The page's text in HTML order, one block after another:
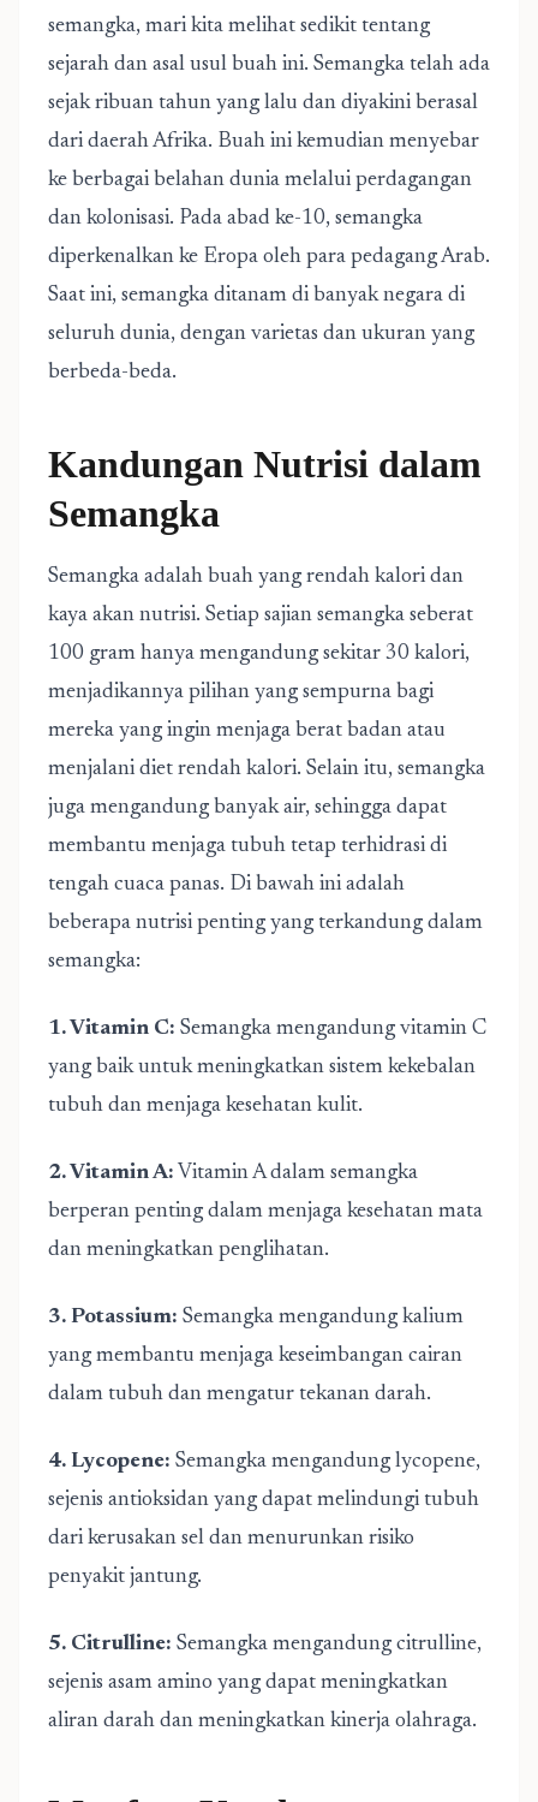
semangka, mari kita melihat sedikit tentang
sejarah dan asal usul buah ini. Semangka telah ada
sejak ribuan tahun yang lalu dan diyakini berasal
dari daerah Afrika. Buah ini kemudian menyebar
ke berbagai belahan dunia melalui perdagangan
dan kolonisasi. Pada abad ke-10, semangka
diperkenalkan ke Eropa oleh para pedagang Arab.
Saat ini, semangka ditanam di banyak negara di
seluruh dunia, dengan varietas dan ukuran yang
berbeda-beda.
Kandungan Nutrisi dalam
Semangka
Semangka adalah buah yang rendah kalori dan
kaya akan nutrisi. Setiap sajian semangka seberat
100 gram hanya mengandung sekitar 30 kalori,
menjadikannya pilihan yang sempurna bagi
mereka yang ingin menjaga berat badan atau
menjalani diet rendah kalori. Selain itu, semangka
juga mengandung banyak air, sehingga dapat
membantu menjaga tubuh tetap terhidrasi di
tengah cuaca panas. Di bawah ini adalah
beberapa nutrisi penting yang terkandung dalam
semangka:
1. Vitamin C: Semangka mengandung vitamin C
yang baik untuk meningkatkan sistem kekebalan
tubuh dan menjaga kesehatan kulit.
2. Vitamin A: Vitamin A dalam semangka
berperan penting dalam menjaga kesehatan mata
dan meningkatkan penglihatan.
3. Potassium: Semangka mengandung kalium
yang membantu menjaga keseimbangan cairan
dalam tubuh dan mengatur tekanan darah.
4. Lycopene: Semangka mengandung lycopene,
sejenis antioksidan yang dapat melindungi tubuh
dari kerusakan sel dan menurunkan risiko
penyakit jantung.
5. Citrulline: Semangka mengandung citrulline,
sejenis asam amino yang dapat meningkatkan
aliran darah dan meningkatkan kinerja olahraga.